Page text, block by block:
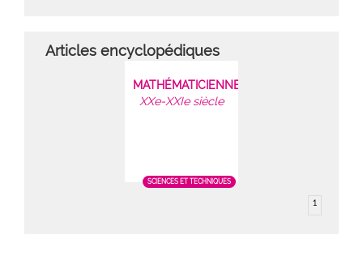
Articles encyclopédiques
MATHÉMATICIENNES
XXe-XXIe siècle
SCIENCES ET TECHNIQUES
1